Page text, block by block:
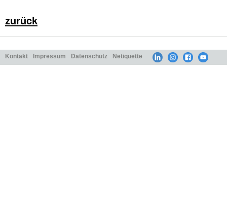
zurück
Kontakt Impressum Datenschutz Netiquette